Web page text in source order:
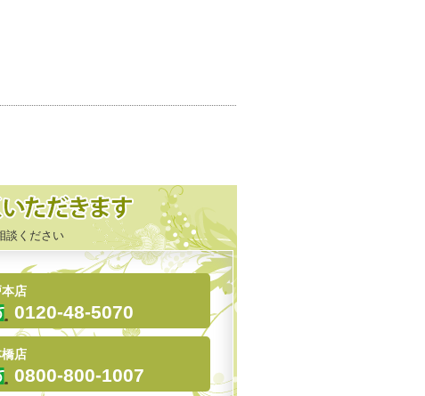
談ください
店
0120-48-5070
橋店
0800-800-1007